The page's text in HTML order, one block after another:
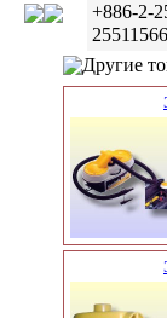
+886-2-
25511566
Другие